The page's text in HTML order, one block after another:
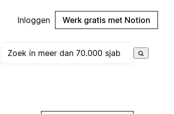
Inloggen Werk gratis met Notion